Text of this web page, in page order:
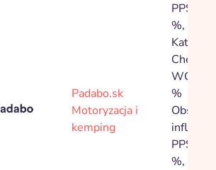
Padabo.sk
Motoryzacja i
kemping
PPS
%,
WC
%
Obsahy
PPS
%,